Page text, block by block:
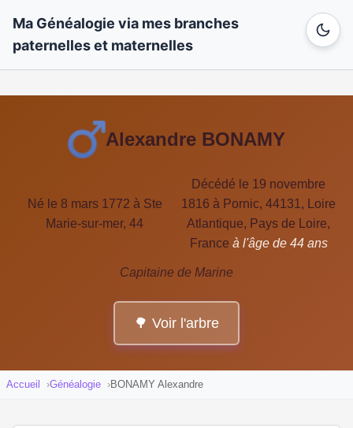
Ma Généalogie via mes branches
paternelles et maternelles
Alexandre BONAMY
Né le 8 mars 1772 à Ste
Marie-sur-mer, 44
Décédé le 19 novembre
1816 à Pornic, 44131, Loire
Atlantique, Pays de Loire,
France à l'âge de 44 ans
Capitaine de Marine
🌳 Voir l'arbre
Accueil Généalogie BONAMY Alexandre